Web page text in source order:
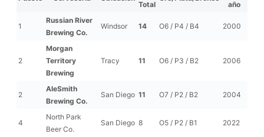
Total
año
1
Russian River
Brewing Co.
Windsor 14 O6 / P4 / B4 2000
2
Morgan
Territory
Brewing
Tracy 11 O6 / P3 / B2 2006
2
AleSmith
Brewing Co.
San Diego 11 O7 / P2 / B2 2004
4
North Park
Beer Co.
San Diego 8 O5 / P2 / B1 2022